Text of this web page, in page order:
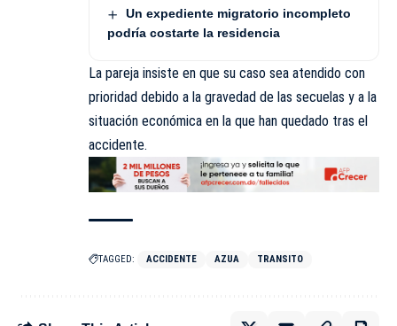
Un expediente migratorio incompleto
podría costarte la residencia
La pareja insiste en que su caso sea atendido con
prioridad debido a la gravedad de las secuelas y a la
situación económica en la que han quedado tras el
accidente.
TAGGED: ACCIDENTE AZUA TRANSITO